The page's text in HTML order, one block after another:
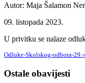
Autor: Maja Šalamon
09. listopada 2023.
U privitku se nalaze
Odluke-Skolskog-odbora-
Ostale obavijesti